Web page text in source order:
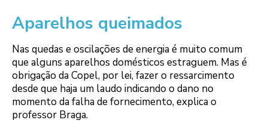
Aparelhos queimados
Nas quedas e oscilações de energia é muito comum
que alguns aparelhos domésticos estraguem. Mas é
obrigação da Copel, por lei, fazer o ressarcimento
desde que haja um laudo indicando o dano no
momento da falha de fornecimento, explica o
professor Braga.